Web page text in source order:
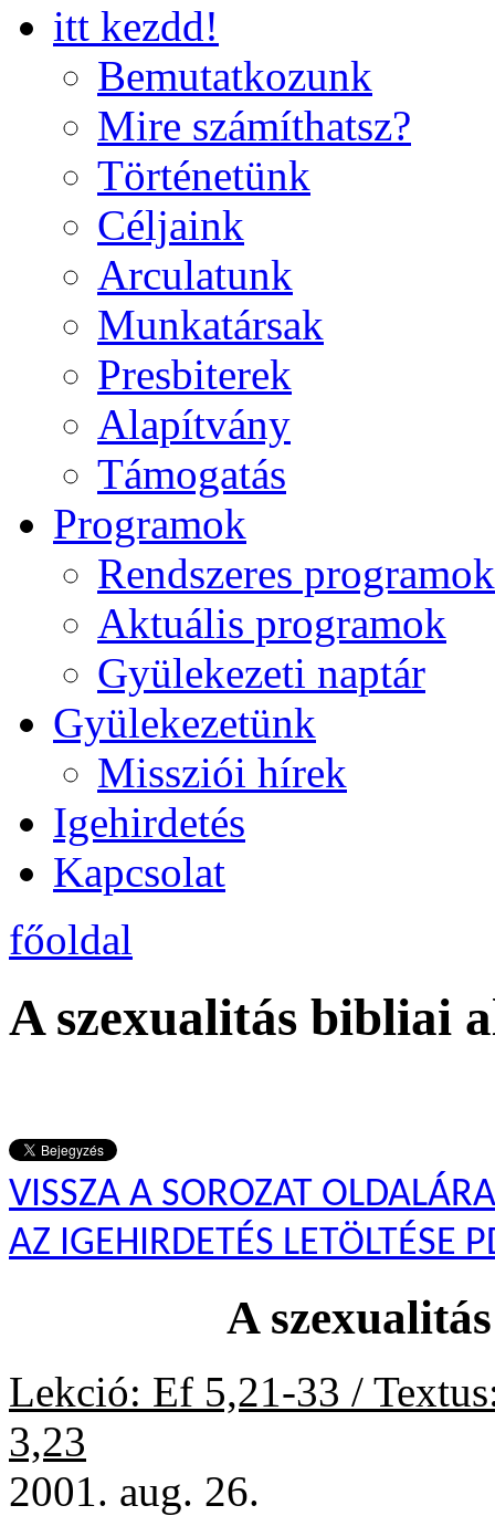
itt kezdd!
Bemutatkozunk
Mire számíthatsz?
Történetünk
Céljaink
Arculatunk
Munkatársak
Presbiterek
Alapítvány
Támogatás
Programok
Rendszeres programok
Aktuális programok
Gyülekezeti naptár
Gyülekezetünk
Missziói hírek
Igehirdetés
Kapcsolat
főoldal
A szexualitás bibliai
VISSZA A SOROZAT OLDALÁRA
AZ IGEHIRDETÉS LETÖLTÉSE
A
Lekció: Ef 5,21-33 /
3,23
2001. aug. 26.